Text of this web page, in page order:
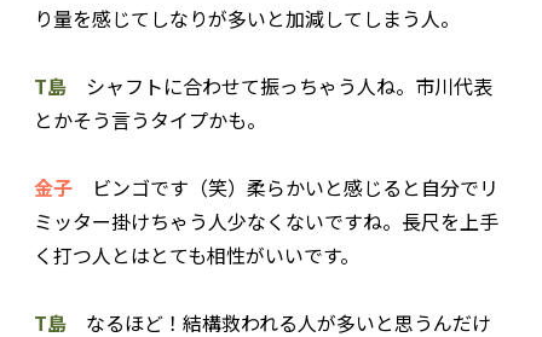
り量を感じてしなりが多いと加減してしまう人。
T島 シャフトに合わせて振っちゃう人ね。市川代表
とかそう言うタイプかも。
金子 ビンゴです（笑）柔らかいと感じると自分でリ
ミッター掛けちゃう人少なくないですね。長尺を上手
く打つ人とはとても相性がいいです。
T島 なるほど！結構救われる人が多いと思うんだけ